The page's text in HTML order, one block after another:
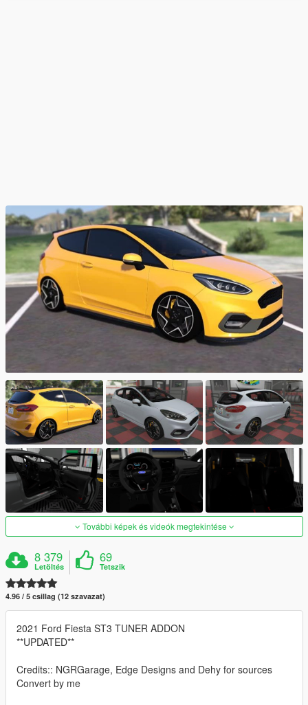
További képek és videók megtekintése
8 379
Letöltés
69
Tetszik
4.96 / 5 csillag (12 szavazat)
2021 Ford Fiesta ST3 TUNER ADDON
**UPDATED**
Credits:: NGRGarage, Edge Designs and Dehy for sources
Convert by me